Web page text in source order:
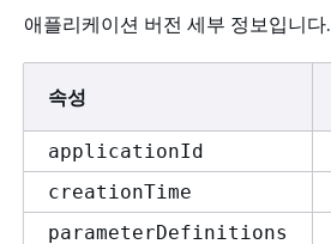
애플리케이션 버전 세부 정보입니다.
속성
applicationId
creationTime
parameterDefinitions